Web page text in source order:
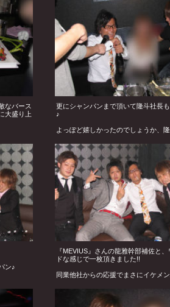
なバース
大盛り上
更にシャンパンまで頂いて隆斗社長
♪
よっぽど嬉しかったのでしょうか、
ン♪
『MEVIUS』さんの龍雅幹部補佐と
ドな感じで一枚頂きました!!
同業他社からの応援でまさにイケメ